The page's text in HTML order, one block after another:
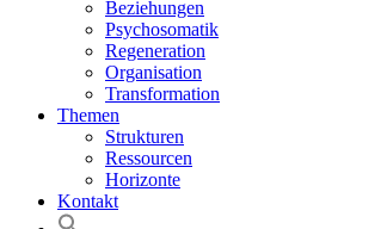
Beziehungen
Psychosomatik
Regeneration
Organisation
Transformation
Themen
Strukturen
Ressourcen
Horizonte
Kontakt